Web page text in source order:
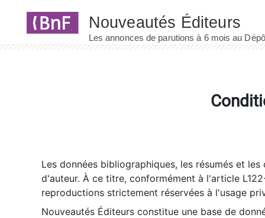
Les données bibliographiques, les résumés et
d'auteur. À ce titre, conformément à l'article
reproductions strictement réservées à l'usage
Nouveautés Éditeurs constitue une base de